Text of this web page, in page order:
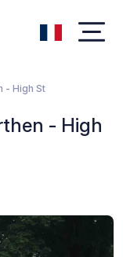
- High St
- High